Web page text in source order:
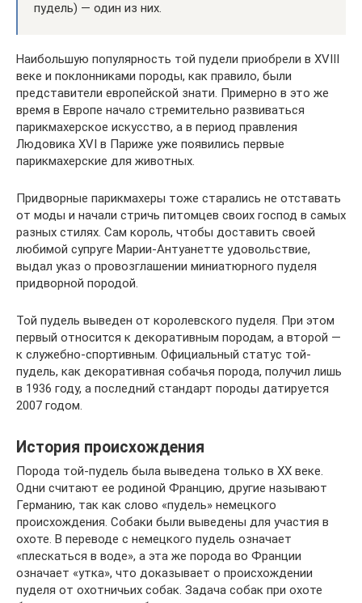
пудель) — один из них.
Наибольшую популярность той пудели приобрели в XVIII
веке и поклонниками породы, как правило, были
представители европейской знати. Примерно в это же
время в Европе начало стремительно развиваться
парикмахерское искусство, а в период правления
Людовика XVI в Париже уже появились первые
парикмахерские для животных.
Придворные парикмахеры тоже старались не отставать
от моды и начали стричь питомцев своих господ в самых
разных стилях. Сам король, чтобы доставить своей
любимой супруге Марии-Антуанетте удовольствие,
выдал указ о провозглашении миниатюрного пуделя
придворной породой.
Той пудель выведен от королевского пуделя. При этом
первый относится к декоративным породам, а второй —
к служебно-спортивным. Официальный статус той-
пудель, как декоративная собачья порода, получил лишь
в 1936 году, а последний стандарт породы датируется
2007 годом.
История происхождения
Порода той-пудель была выведена только в ХХ веке.
Одни считают ее родиной Францию, другие называют
Германию, так как слово «пудель» немецкого
происхождения. Собаки были выведены для участия в
охоте. В переводе с немецкого пудель означает
«плескаться в воде», а эта же порода во Франции
означает «утка», что доказывает о происхождении
пуделя от охотничьих собак. Задача собак при охоте